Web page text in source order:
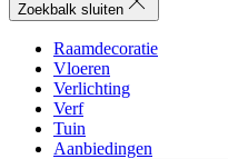
Zoekbalk sluiten
Raamdecoratie
Vloeren
Verlichting
Verf
Tuin
Aanbiedingen